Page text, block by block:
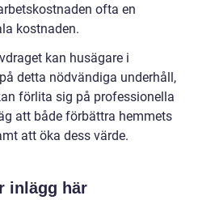
ofta en
kostnaden.
kan husägare i
detta nödvändiga underhåll,
förlita sig på professionella
att både förbättra hemmets
att öka dess värde.
inlägg här